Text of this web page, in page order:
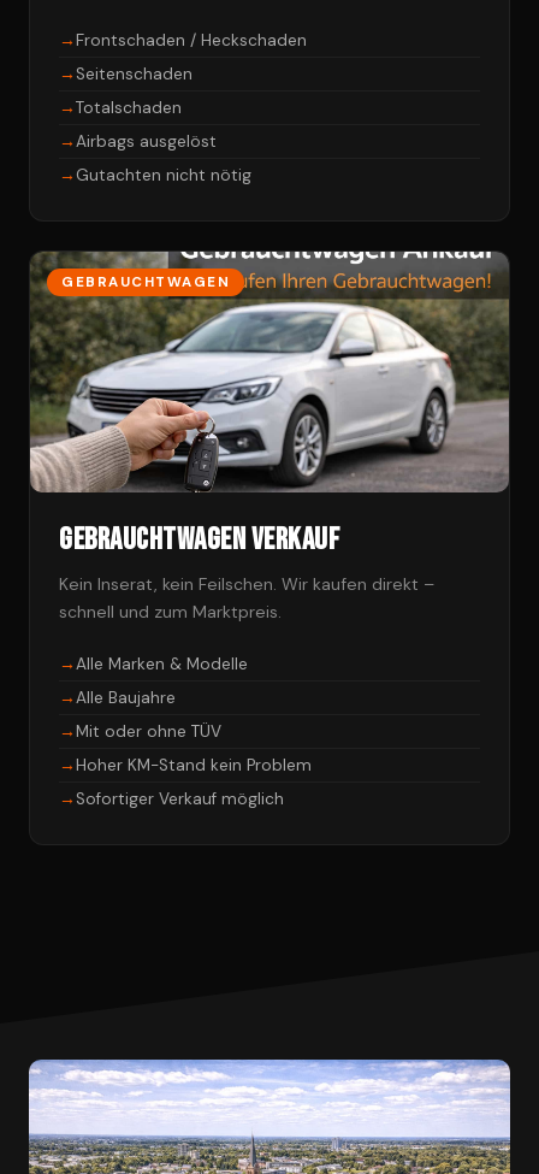
Frontschaden / Heckschaden
Seitenschaden
Totalschaden
Airbags ausgelöst
Gutachten nicht nötig
GEBRAUCHTWAGEN
Gebrauchtwagen Verkauf
Kein Inserat, kein Feilschen. Wir kaufen direkt –
schnell und zum Marktpreis.
Alle Marken & Modelle
Alle Baujahre
Mit oder ohne TÜV
Hoher KM-Stand kein Problem
Sofortiger Verkauf möglich